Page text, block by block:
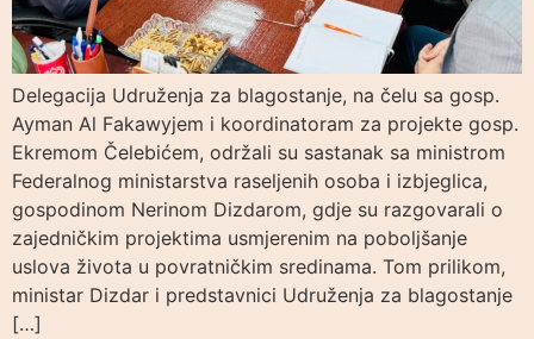
Delegacija Udruženja za blagostanje, na čelu sa gosp.
Ayman Al Fakawyjem i koordinatoram za projekte gosp.
Ekremom Čelebićem, održali su sastanak sa ministrom
Federalnog ministarstva raseljenih osoba i izbjeglica,
gospodinom Nerinom Dizdarom, gdje su razgovarali o
zajedničkim projektima usmjerenim na poboljšanje
uslova života u povratničkim sredinama. Tom prilikom,
ministar Dizdar i predstavnici Udruženja za blagostanje
[…]